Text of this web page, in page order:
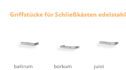
Griffstücke für Schließkästen edelstahl
baltrum
borkum
juist